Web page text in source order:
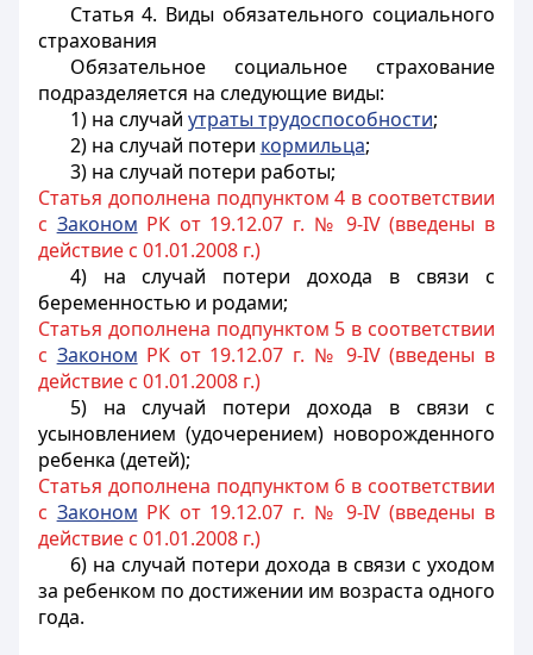
Статья 4. Виды обязательного социального
страхования
Обязательное социальное страхование
подразделяется на следующие виды:
1) на случай утраты трудоспособности;
2) на случай потери кормильца;
3) на случай потери работы;
Статья дополнена подпунктом 4 в соответствии
с Законом РК от 19.12.07 г. № 9-IV (введены в
действие с 01.01.2008 г.)
4) на случай потери дохода в связи с
беременностью и родами;
Статья дополнена подпунктом 5 в соответствии
с Законом РК от 19.12.07 г. № 9-IV (введены в
действие с 01.01.2008 г.)
5) на случай потери дохода в связи с
усыновлением (удочерением) новорожденного
ребенка (детей);
Статья дополнена подпунктом 6 в соответствии
с Законом РК от 19.12.07 г. № 9-IV (введены в
действие с 01.01.2008 г.)
6) на случай потери дохода в связи с уходом
за ребенком по достижении им возраста одного
года.